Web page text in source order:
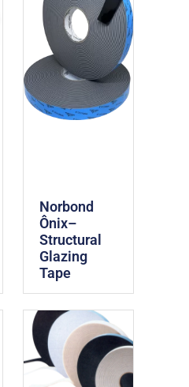
Norbond
Ônix–
Structural
Glazing
Tape